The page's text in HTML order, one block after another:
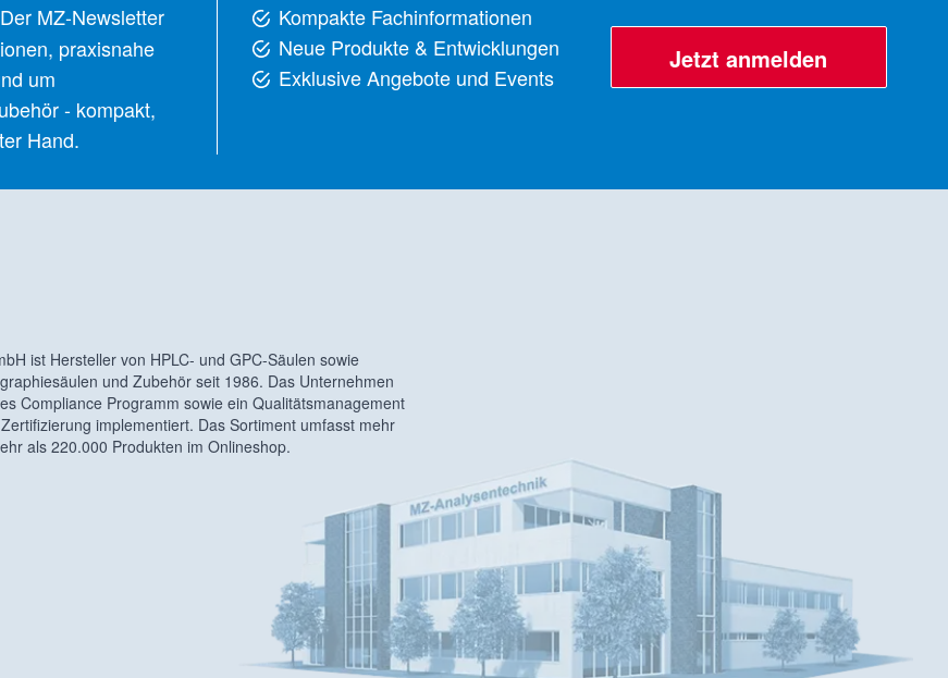
Der MZ-Newsletter
praxisnahe
um
- kompakt,
Hand.
Kompakte Fachinformationen
Neue Produkte & Entwicklungen
Exklusive Angebote und Events
Jetzt anmelden
ist Hersteller von HPLC- und GPC-Säulen sowie
und Zubehör seit 1986. Das Unternehmen
Compliance Programm sowie ein Qualitätsmanagement
implementiert. Das Sortiment umfasst mehr
als 220.000 Produkten im Onlineshop.